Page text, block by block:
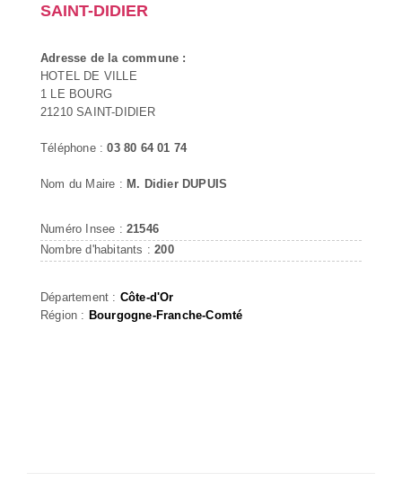
SAINT-DIDIER
Adresse de la commune :
HOTEL DE VILLE
1 LE BOURG
21210 SAINT-DIDIER
Téléphone :03 80 64 01 74
Nom du Maire : M. Didier DUPUIS
Numéro Insee : 21546
Nombre d'habitants :200
Département : Côte-d'Or
Région : Bourgogne-Franche-Comté